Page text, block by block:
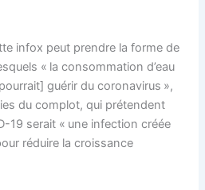
infox peut prendre la forme de
« la consommation d’eau
guérir du coronavirus »,
du complot, qui prétendent
19 serait « une infection créée
réduire la croissance